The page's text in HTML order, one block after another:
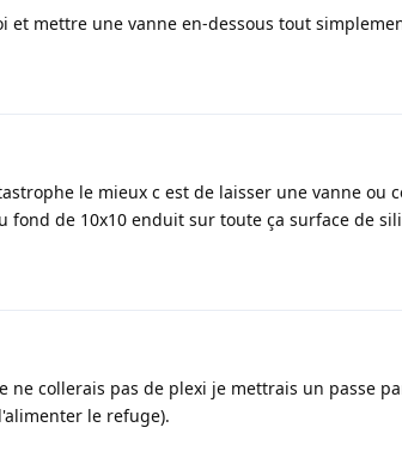
et mettre une vanne en-dessous tout
le mieux c est de laisser une vanne ou
de 10x10 enduit sur toute ça surface de
ne collerais pas de plexi je mettrais un passe
le refuge).